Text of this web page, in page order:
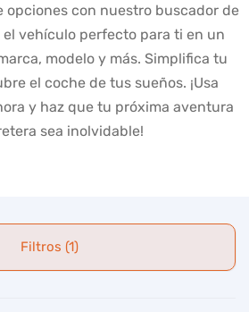
opciones con nuestro buscador de
vehículo perfecto para ti en un
modelo y más. Simplifica tu
el coche de tus sueños. ¡Usa
y haz que tu próxima aventura
sea inolvidable!
Filtros (1)